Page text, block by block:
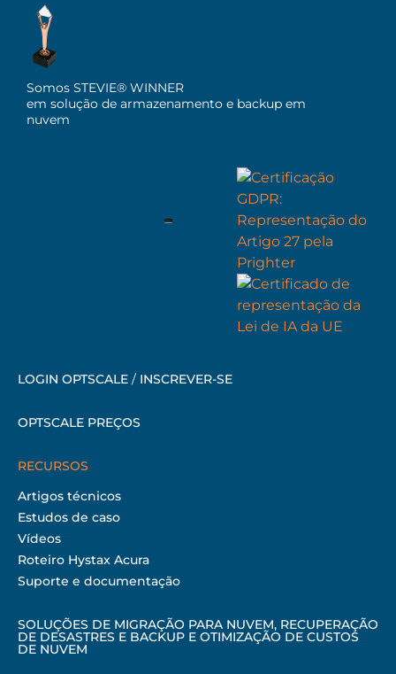
Somos STEVIE® WINNER
em solução de armazenamento e backup em
nuvem
LOGIN OPTSCALE / INSCREVER-SE
OPTSCALE PREÇOS
RECURSOS
Artigos técnicos
Estudos de caso
Vídeos
Roteiro Hystax Acura
Suporte e documentação
SOLUÇÕES DE MIGRAÇÃO PARA NUVEM, RECUPERAÇÃO
DE DESASTRES E BACKUP E OTIMIZAÇÃO DE CUSTOS
DE NUVEM